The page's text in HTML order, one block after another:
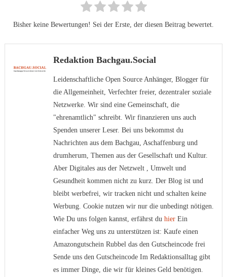
Bisher keine Bewertungen! Sei der Erste, der diesen Beitrag bewertet.
Redaktion Bachgau.Social
Leidenschaftliche Open Source Anhänger, Blogger für
die Allgemeinheit, Verfechter freier, dezentraler soziale
Netzwerke. Wir sind eine Gemeinschaft, die
"ehrenamtlich" schreibt. Wir finanzieren uns auch
Spenden unserer Leser. Bei uns bekommst du
Nachrichten aus dem Bachgau, Aschaffenburg und
drumherum, Themen aus der Gesellschaft und Kultur.
Aber Digitales aus der Netzwelt , Umwelt und
Gesundheit kommen nicht zu kurz. Der Blog ist und
bleibt werbefrei, wir tracken nicht und schalten keine
Werbung. Cookie nutzen wir nur die unbedingt nötigen.
Wie Du uns folgen kannst, erfährst du hierEin
einfacher Weg uns zu unterstützen ist: Kaufe einen
Amazongutschein Rubbel das den Gutscheincode frei
Sende uns den Gutscheincode Im Redaktionsalltag gibt
es immer Dinge, die wir für kleines Geld benötigen.